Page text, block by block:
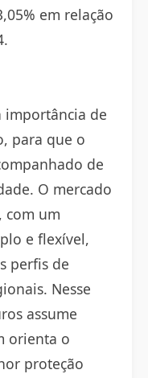
em relação
importância de
para que o
de
O mercado
com um
e flexível,
perfis de
Nesse
assume
orienta o
proteção